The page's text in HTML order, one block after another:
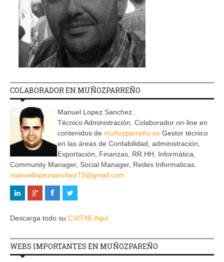
COLABORADOR EN MUÑOZPARREÑO
Manuel Lopez Sanchez.
Técnico Administración. Colaborador on-line en
contenidos de muñozparreño.es Gestor técnico
en las áreas de Contabilidad, administración,
Exportación, Finanzas, RR.HH, Informática,
Community Manager, Social Manager, Redes Informaticas.
manuellopezsanchez73@gmail.com
Descarga todo su CVITAE Aquí
WEBS IMPORTANTES EN MUÑOZPAREÑO